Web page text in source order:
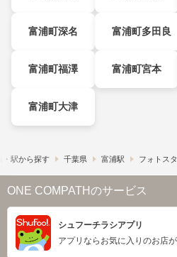
富浦町深名 富浦町多田良
富浦町福澤 富浦町宮本
富浦町大津
・駅から探す 千葉県 富浦駅 フォトス
ONE COMPATHのサービス
シュフーチラシアプリ
アプリならお気に入りのお店